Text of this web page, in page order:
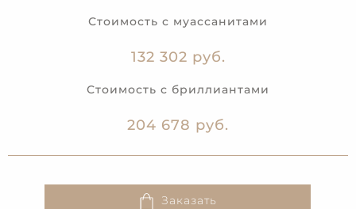
Стоимость с муассанитами
132 302 руб.
Стоимость с бриллиантами
204 678 руб.
Заказать